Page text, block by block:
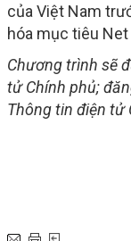
của Việt Nam
hóa mục tiêu
Chương trình sẽ
tử Chính phủ;
Thông tin điện tử